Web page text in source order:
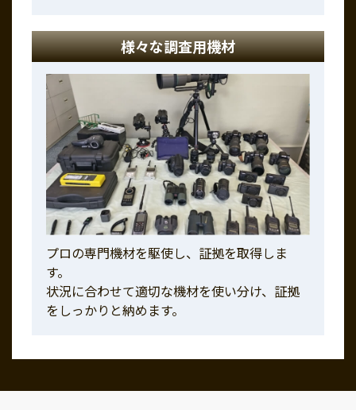
様々な調査用機材
プロの専門機材を駆使し、証拠を取得しま
す。
状況に合わせて適切な機材を使い分け、証拠
をしっかりと納めます。